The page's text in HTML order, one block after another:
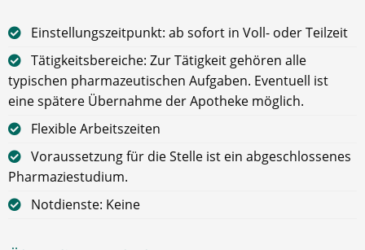
Einstellungszeitpunkt: ab sofort in Voll- oder Teilzeit
Tätigkeitsbereiche: Zur Tätigkeit gehören alle
typischen pharmazeutischen Aufgaben. Eventuell ist
eine spätere Übernahme der Apotheke möglich.
Flexible Arbeitszeiten
Voraussetzung für die Stelle ist ein abgeschlossenes
Pharmaziestudium.
Notdienste: Keine